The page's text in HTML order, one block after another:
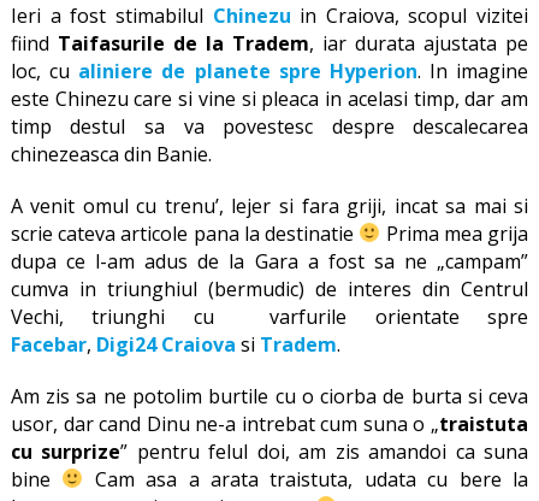
Ieri a fost stimabilul Chinezu in Craiova, scopul vizitei
fiind Taifasurile de la Tradem, iar durata ajustata pe
loc, cu aliniere de planete spre Hyperion. In imagine
este Chinezu care si vine si pleaca in acelasi timp, dar am
timp destul sa va povestesc despre descalecarea
chinezeasca din Banie.
A venit omul cu trenu’, lejer si fara griji, incat sa mai si
scrie cateva articole pana la destinatie
Prima mea grija
dupa ce l-am adus de la Gara a fost sa ne „campam”
cumva in triunghiul (bermudic) de interes din Centrul
Vechi, triunghi cu varfurile orientate spre
Facebar, Digi24 Craiova si Tradem.
Am zis sa ne potolim burtile cu o ciorba de burta si ceva
usor, dar cand Dinu ne-a intrebat cum suna o „traistuta
cu surprize” pentru felul doi, am zis amandoi ca suna
bine
Cam asa a arata traistuta, udata cu bere la